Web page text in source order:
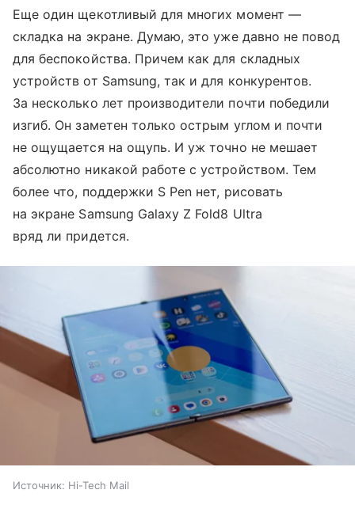
Еще один щекотливый для многих момент —
складка на экране. Думаю, это уже давно не повод
для беспокойства. Причем как для складных
устройств от Samsung, так и для конкурентов.
За несколько лет производители почти победили
изгиб. Он заметен только острым углом и почти
не ощущается на ощупь. И уж точно не мешает
абсолютно никакой работе с устройством. Тем
более что, поддержки S Pen нет, рисовать
на экране Samsung Galaxy Z Fold8 Ultra
вряд ли придется.
Источник: Hi-Tech Mail